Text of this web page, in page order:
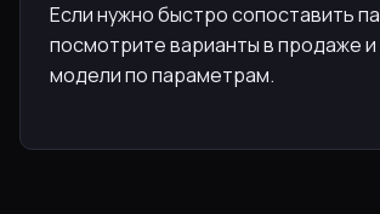
Если нужно быстро сопоставить
посмотрите варианты в продаже
модели по параметрам.